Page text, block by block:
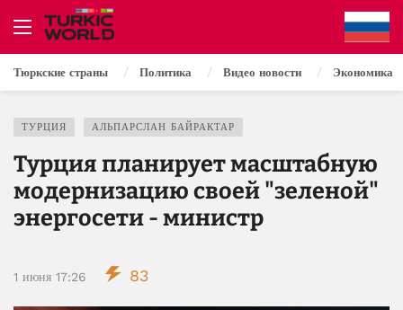
Тюркские страны Политика Видео новости Экономика
ТУРЦИЯ АЛЬПАРСЛАН БАЙРАКТАР
Турция планирует масштабную
модернизацию своей "зеленой"
энергосети - министр
1 июня 17:26 83